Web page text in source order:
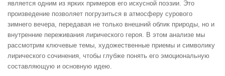
является одним из ярких примеров его искусной поэзии. Это
произведение позволяет погрузиться в атмосферу сурового
зимнего вечера, передавая не только внешний облик природы, но и
внутренние переживания лирического героя. В этом анализе мы
рассмотрим ключевые темы, художественные приемы и символику
лирического сочинения, чтобы глубже понять его эмоциональную
составляющую и основную идею.